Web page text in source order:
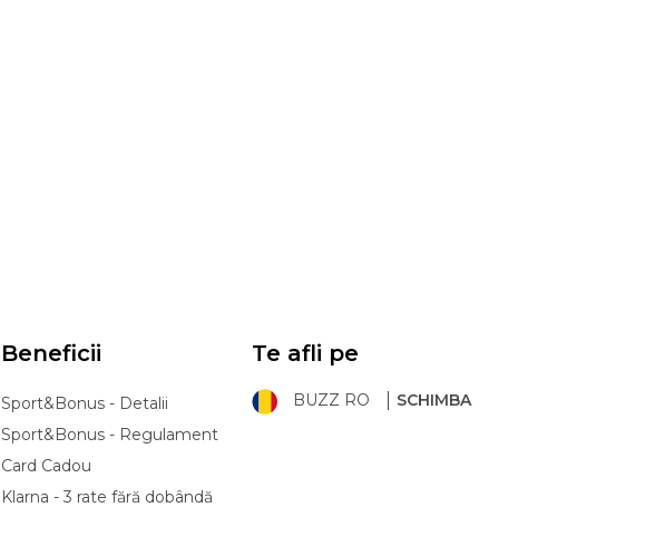
Beneficii
Sport&Bonus - Detalii
Sport&Bonus - Regulament
Card Cadou
Klarna - 3 rate fără dobândă
Te afli pe
BUZZ RO SCHIMBA